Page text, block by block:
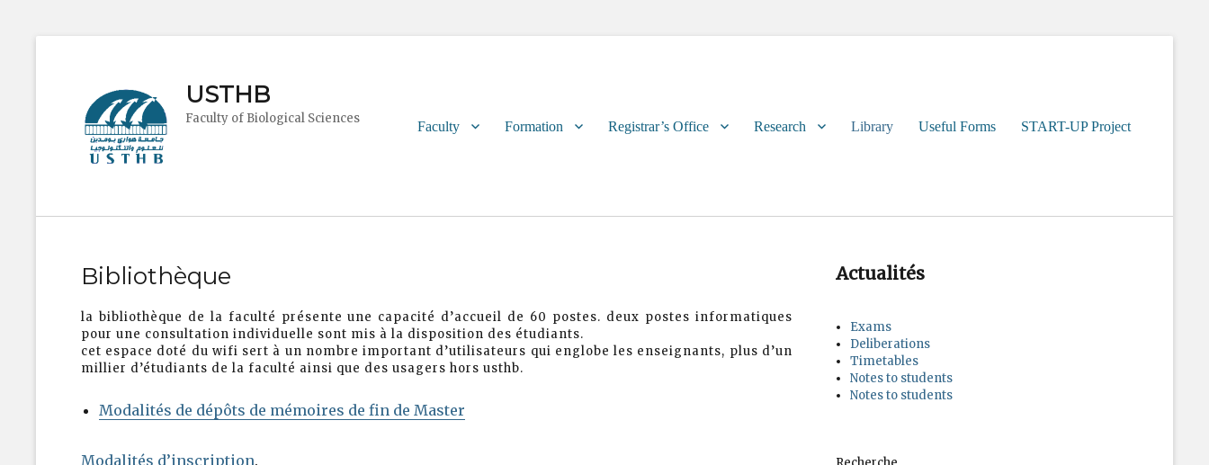
USTHB
Faculty of Biological Sciences
menu
Faculty Formation Registrar’s Office Research Library Useful Forms START-UP Project
Bibliothèque
la bibliothèque de la faculté présente une capacité d’accueil de 60 postes. deux postes informatiques
pour une consultation individuelle sont mis à la disposition des étudiants.
cet espace doté du wifi sert à un nombre important d’utilisateurs qui englobe les enseignants, plus d’un
millier d’étudiants de la faculté ainsi que des usagers hors usthb.
Modalités de dépôts de mémoires de fin de Master
Modalités d’inscription.
Actualités
Exams
Deliberations
Timetables
Notes to students
Notes to students